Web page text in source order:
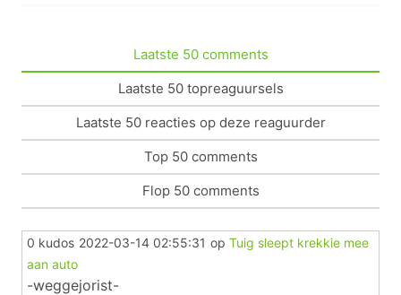
Laatste 50 comments
Laatste 50 topreaguursels
Laatste 50 reacties op deze reaguurder
Top 50 comments
Flop 50 comments
0 kudos 2022-03-14 02:55:31 op Tuig sleept krekkie mee
aan auto
-weggejorist-